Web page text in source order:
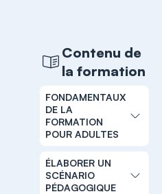
Contenu de
la formation
FONDAMENTAUX
DE LA
FORMATION
POUR ADULTES
ÉLABORER UN
SCÉNARIO
PÉDAGOGIQUE